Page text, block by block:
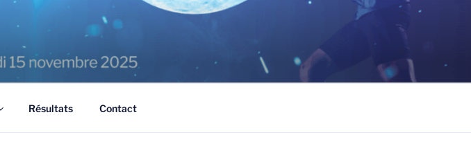
Résultats Contact